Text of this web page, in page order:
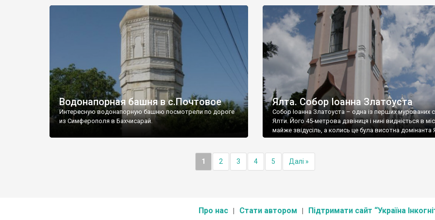
Водонапорная башня в с.Почтовое
Интересную водонапорную башню посмотрели по дороге
из Симферополя в Бахчисарай.
Ялта. Собор Іоанна Златоуста
Собор Іоанна Златоуста – одна із перших мурованих
Ялти. Його 45-метрова дзвіниця і нині видніється в
майже звідусіль, а колись це була висотна домінанта
1 2 3 4 5 Далі »
Про нас Стати автором Підтримати сайт “Україна